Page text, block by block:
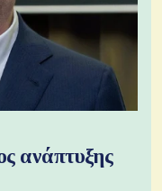
ανάπτυξης